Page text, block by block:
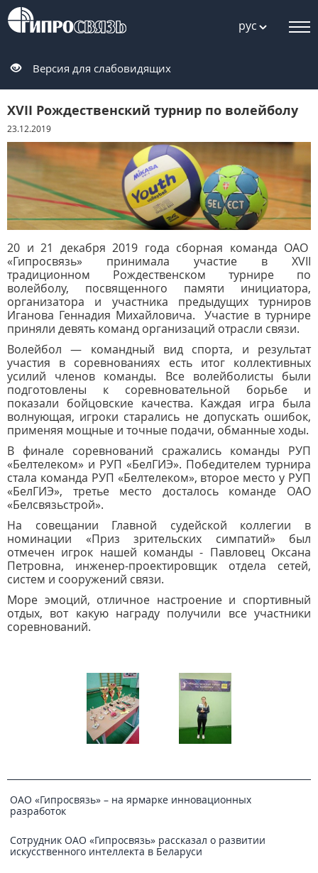
рус
Версия для слабовидящих
XVII Рождественский турнир по волейболу
23.12.2019
20 и 21 декабря 2019 года сборная команда ОАО
«Гипросвязь» принимала участие в XVII
традиционном Рождественском турнире по
волейболу, посвященного памяти инициатора,
организатора и участника предыдущих турниров
Иганова Геннадия Михайловича. Участие в турнире
приняли девять команд организаций отрасли связи.
Волейбол — командный вид спорта, и результат
участия в соревнованиях есть итог коллективных
усилий членов команды. Все волейболисты были
подготовлены к соревновательной борьбе и
показали бойцовские качества. Каждая игра была
волнующая, игроки старались не допускать ошибок,
применяя мощные и точные подачи, обманные ходы.
В финале соревнований сражались команды РУП
«Белтелеком» и РУП «БелГИЭ». Победителем турнира
стала команда РУП «Белтелеком», второе место у РУП
«БелГИЭ», третье место досталось команде ОАО
«Белсвязьстрой».
На совещании Главной судейской коллегии в
номинации «Приз зрительских симпатий» был
отмечен игрок нашей команды - Павловец Оксана
Петровна, инженер-проектировщик отдела сетей,
систем и сооружений связи.
Море эмоций, отличное настроение и спортивный
отдых, вот какую награду получили все участники
соревнований.
ОАО «Гипросвязь» – на ярмарке инновационных
разработок
Сотрудник ОАО «Гипросвязь» рассказал о развитии
искусственного интеллекта в Беларуси